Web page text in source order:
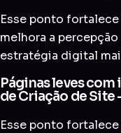
Esse ponto
melhora a
estratégia digital
Páginas leves com
de Criação de Site
Esse ponto